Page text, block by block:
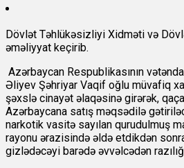
Dövlət Təhlükəsizliyi Xidməti və
əməliyyat keçirib.
Azərbaycan Respublikasının
Əliyev Şəhriyar Vaqif oğlu müvafiq
şəxslə cinayət əlaqəsinə girərək,
Azərbaycana satış məqsədilə
narkotik vasitə sayılan qurudulmuş
rayonu ərazisində əldə etdikdən
gizlədəcəyi barədə əvvəlcədən